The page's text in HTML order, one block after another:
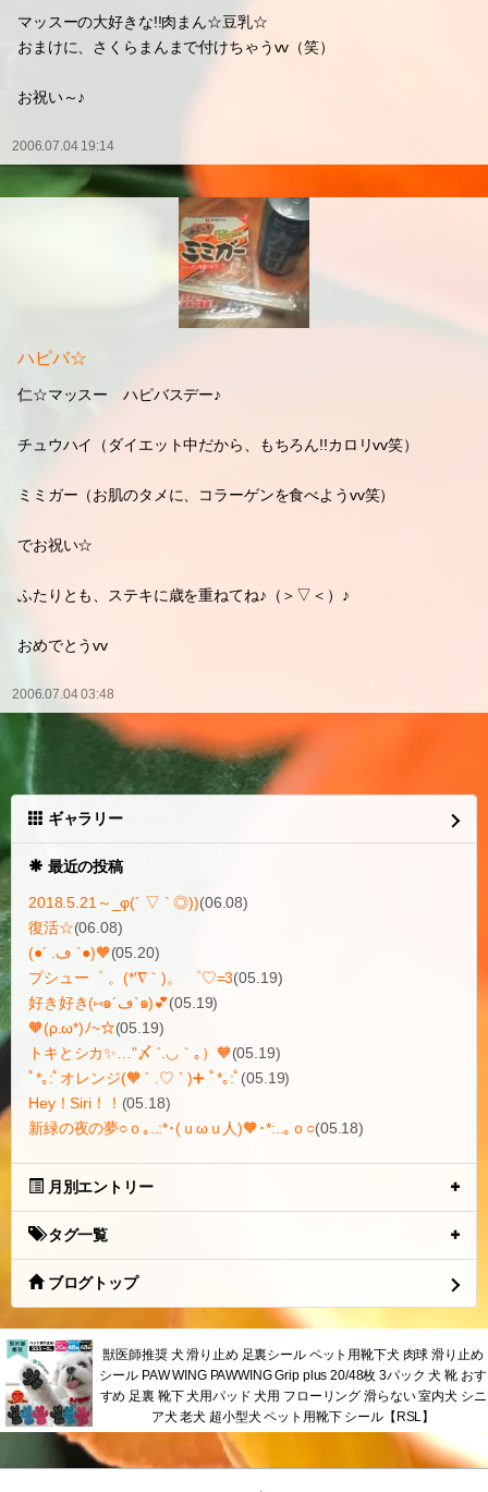
マッスーの大好きな!!肉まん☆豆乳☆
おまけに、さくらまんまで付けちゃうvv（笑）
お祝い～♪
2006.07.04 19:14
ハピバ☆
仁☆マッスー ハピバスデー♪
チュウハイ（ダイエット中だから、もちろん!!カロリvv笑）
ミミガー（お肌のタメに、コラーゲンを食べようvv笑）
でお祝い☆
ふたりとも、ステキに歳を重ねてね♪（＞▽＜）♪
おめでとうvv
2006.07.04 03:48
ギャラリー
最近の投稿
2018.5.21～_φ(´ ▽ ` ◎))(06.08)
復活☆(06.08)
(●´ .ڡ `●)🧡
(05.20)
プシュー゜ 。(*′∇｀)。 ゜♡=3(05.19)
好き好き(⑅๑´ڡ`๑)💕(05.19)
🧡(ρ.ω*)ﾉ~☆(05.19)
トキとシカ✨…"〆 ´.◡｀｡）🧡(05.19)
ﾟ*｡:ﾟオレンジ(🧡 ´ .♡ ` )➕ ﾟ*｡:ﾟ (05.19)
Hey！Siri！！ (05.18)
新緑の夜の夢○ｏ｡..:*･(ｕωｕ人)🧡･*:..｡ｏ○(05.18)
月別エントリー
タグ一覧
ブログトップ
獣医師推奨 犬 滑り止め 足裏シール ペット用靴下犬 肉球 滑り止め
シール PAW WING PAWWING Grip plus 20/48枚 3パック 犬 靴 おす
すめ 足裏 靴下 犬用パッド 犬用 フローリング 滑らない 室内犬 シニ
ア犬 老犬 超小型犬 ペット用靴下 シール【RSL】